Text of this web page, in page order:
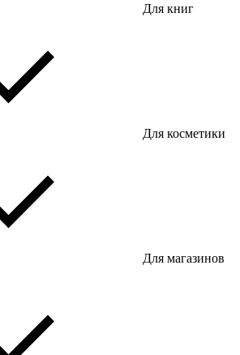
Для книг
Для косметики
Для магазинов